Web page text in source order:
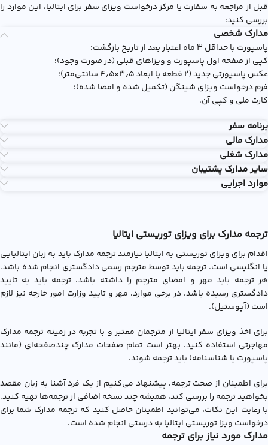
قبل از مراجعه به سفارت یا مرکز درخواست ویزای سفر برای ایتالیا، این موارد را
بررسی کنید:
مدارک شخصی
پاسپورت با حداقل ۳ ماه اعتبار بعد از تاریخ بازگشت؛
کپی از صفحه اول پاسپورت و ویزاهای قبلی (در صورت وجود)؛
عکس پاسپورتی جدید (۲ قطعه با ابعاد ۳٫۵×۴٫۵ سانتی‌متر)؛
فرم درخواست ویزای شینگن (تکمیل شده و امضا شده)؛
کارت ملی و کپی آن.
برنامه سفر
مدارک مالی
مدارک شغلی
سایر مدارک پشتیبان
موارد اجرایی
ترجمه مدارک برای ویزای توریستی ایتالیا
اقدام برای ویزای توریستی به ایتالیا نیازمند ترجمه مدارک باید به زبان ایتالیایی
یا انگلیسی است. ترجمه باید توسط مترجم رسمی دادگستری انجام شده باشد.
هر ترجمه باید مهر و امضای مترجم را داشته باشد. ترجمه باید به تایید
دادگستری رسیده باشد. در برخی موارد، مهر و تایید وزارت امور خارجه نیز لازم
است (آپوستیل).
برای اخذ ویزای سفر ایتالیا از مترجمان معتبر و با تجربه در زمینه ترجمه مدارک
مهاجرتی استفاده کنید. بهتر است تمام صفحات مدارک چندصفحه‌ای (مانند
پاسپورت یا شناسنامه) باید ترجمه شوند.
برای اطمینان از صحت ترجمه، پیشنهاد می‌کنیم از یک فرد آشنا به زبان مقصد
بخواهید ترجمه را بررسی کند، همیشه چند نسخه اضافی از ترجمه‌ها تهیه کنید.
با رعایت این نکات، می‌توانید اطمینان حاصل کنید که ترجمه مدارک شما برای
درخواست ویزا توریستی ایتالیا به درستی انجام شده است.
مدارک مورد نیاز برای ترجمه